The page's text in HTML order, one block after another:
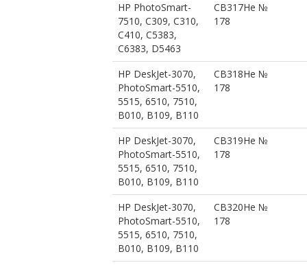
HP PhotoSmart-
7510, C309, C310,
C410, C5383,
C6383, D5463
CB317He №
178
HP DeskJet-3070,
PhotoSmart-5510,
5515, 6510, 7510,
B010, B109, B110
CB318He №
178
HP DeskJet-3070,
PhotoSmart-5510,
5515, 6510, 7510,
B010, B109, B110
CB319He №
178
HP DeskJet-3070,
PhotoSmart-5510,
5515, 6510, 7510,
B010, B109, B110
CB320He №
178